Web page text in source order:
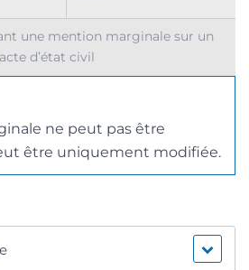
une mention marginale sur un
acte d’état civil
ne peut pas être
être uniquement modifiée.